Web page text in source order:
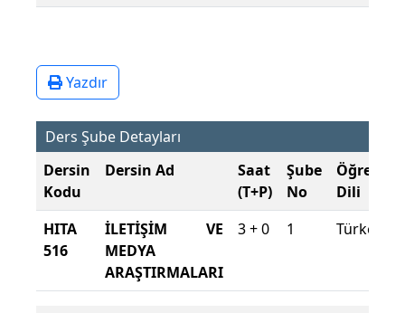
Yazdır
Ders Şube Detayları
Dersin
Kodu
Dersin Ad
Saat
(T+P)
Şube
No
Öğretim
Dili
HITA
516
İLETİŞİM VE
MEDYA
ARAŞTIRMALARI
3 + 0 1 Türkçe